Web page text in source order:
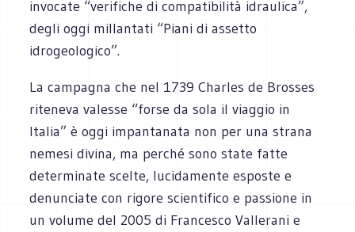
invocate “verifiche di compatibilità idraulica”,
degli oggi millantati “Piani di assetto
idrogeologico”.
La campagna che nel 1739 Charles de Brosses
riteneva valesse “forse da sola il viaggio in
Italia” è oggi impantanata non per una strana
nemesi divina, ma perché sono state fatte
determinate scelte, lucidamente esposte e
denunciate con rigore scientifico e passione in
un volume del 2005 di Francesco Vallerani e